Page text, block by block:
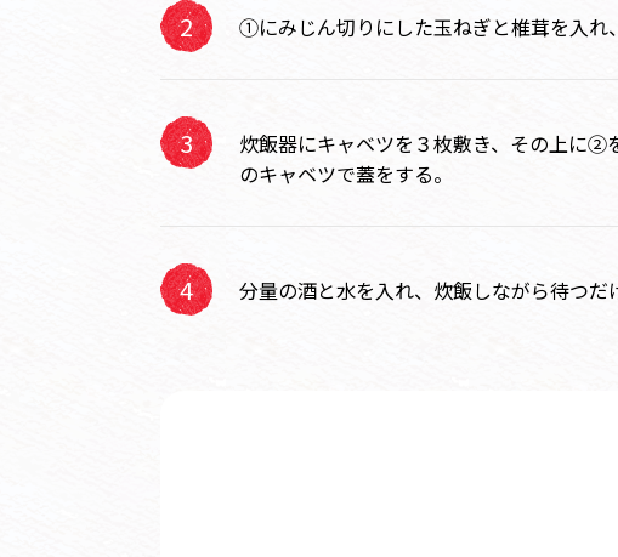
①にみじん切りにした玉ねぎと椎茸を入れ
炊飯器にキャベツを３枚敷き、その上に②
のキャベツで蓋をする。
分量の酒と水を入れ、炊飯しながら待つだ